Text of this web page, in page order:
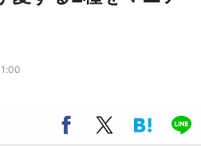
りごと』の〝舞〟の世界に入り込
ズ展望台でコラボ、本邦初公開
【8／1～31】